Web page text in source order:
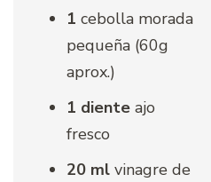
1 cebolla morada
pequeña (60g
aprox.)
1 diente ajo
fresco
20 ml vinagre de